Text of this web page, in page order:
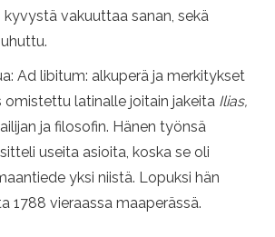
kyvystä vakuuttaa sanan, sekä
Ad libitum: alkuperä ja merkitykset
omistettu latinalle joitain jakeita Ilias,
ja filosofin. Hänen työnsä
useita asioita, koska se oli
yksi niistä. Lopuksi hän
1788 vieraassa maaperässä.